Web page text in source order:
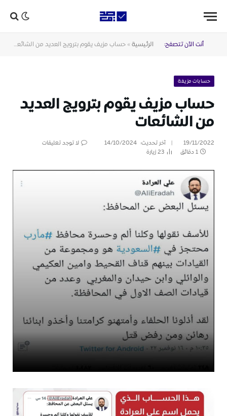
أنت الآن تتصفح: الرئيسية » حساب مزيف يقوم بترويج العديد من الشائعات
حسابات مزيفة
حساب مزيف يقوم بترويج العديد
من الشائعات
19/11/2022 آخر تحديث: 14/10/2024
لا توجد تعليقات
1 دقائق
23زيارة